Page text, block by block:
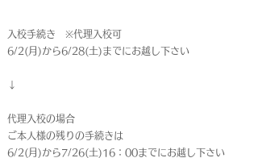
入校手続き ※代理入校可
6/2(月)から6/28(土)までにお越し下さい
↓
代理入校の場合
ご本人様の残りの手続きは
6/2(月)から7/26(土)16：00までにお越し下さい